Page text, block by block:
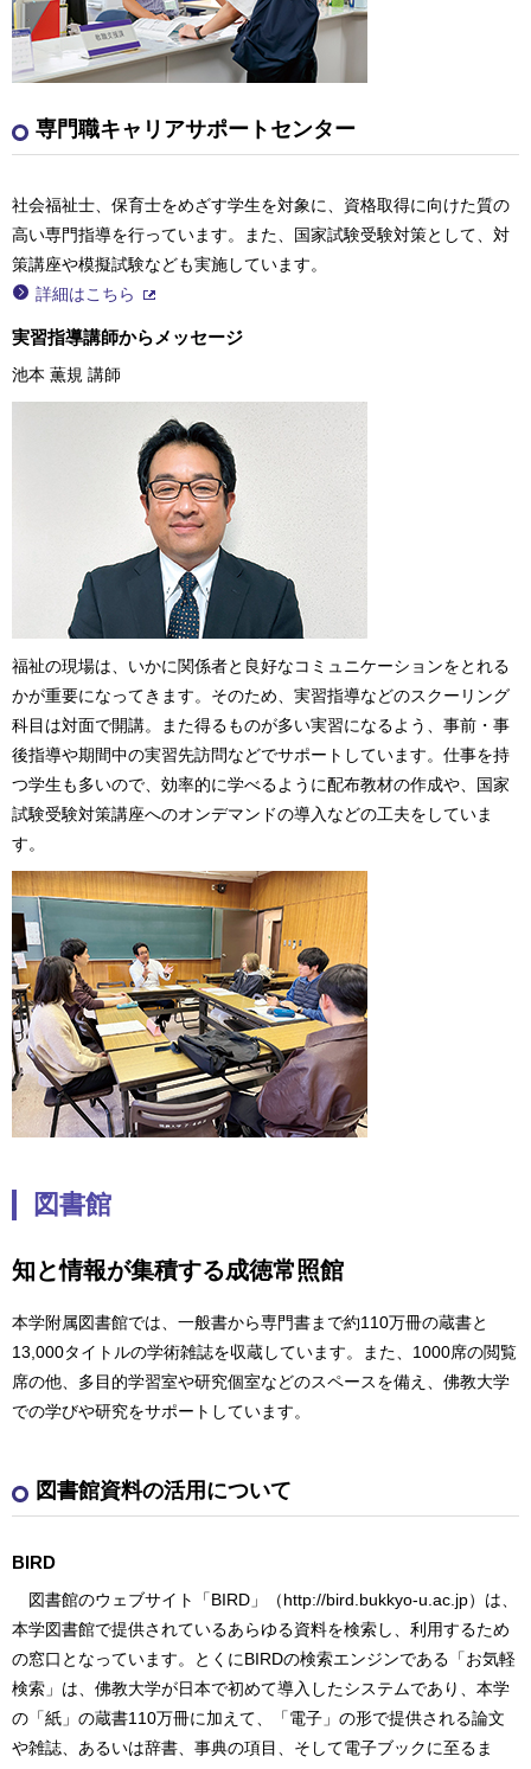
専門職キャリアサポートセンター
社会福祉士、保育士をめざす学生を対象に、資格取得に向けた質の
高い専門指導を行っています。また、国家試験受験対策として、対
策講座や模擬試験なども実施しています。
詳細はこちら
実習指導講師からメッセージ
池本 薫規 講師
福祉の現場は、いかに関係者と良好なコミュニケーションをとれる
かが重要になってきます。そのため、実習指導などのスクーリング
科目は対面で開講。また得るものが多い実習になるよう、事前・事
後指導や期間中の実習先訪問などでサポートしています。仕事を持
つ学生も多いので、効率的に学べるように配布教材の作成や、国家
試験受験対策講座へのオンデマンドの導入などの工夫をしていま
す。
図書館
知と情報が集積する成徳常照館
本学附属図書館では、一般書から専門書まで約110万冊の蔵書と
13,000タイトルの学術雑誌を収蔵しています。また、1000席の閲覧
席の他、多目的学習室や研究個室などのスペースを備え、佛教大学
での学びや研究をサポートしています。
図書館資料の活用について
BIRD
図書館のウェブサイト「BIRD」（http://bird.bukkyo-u.ac.jp）は、
本学図書館で提供されているあらゆる資料を検索し、利用するため
の窓口となっています。とくにBIRDの検索エンジンである「お気軽
検索」は、佛教大学が日本で初めて導入したシステムであり、本学
の「紙」の蔵書110万冊に加えて、「電子」の形で提供される論文
や雑誌、あるいは辞書、事典の項目、そして電子ブックに至るま